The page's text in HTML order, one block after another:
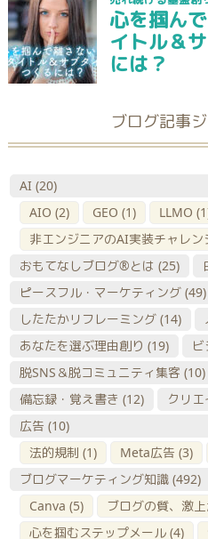
ブログ記事
AI (20)
AIO (2) GEO (1) LLMO
非エンジニアのAI実装チャレン
おもてなしブログ®とは (25)
ピースフル・マーケティング (49)
したたかリフレーミング (14)
あなたを選ぶ理由創り (19)
脱SNS＆脱コミュニティ集客 (10)
備忘録・覚え書き (12) クリ
広告 (10)
法的規制 (1) Meta広告 (3)
ブログマーケティング知識 (492)
Canva (5) ブログの質、激
心を掴むステップメール (4)